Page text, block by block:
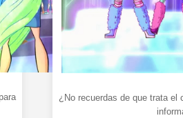
¿No recuerdas de que trata el